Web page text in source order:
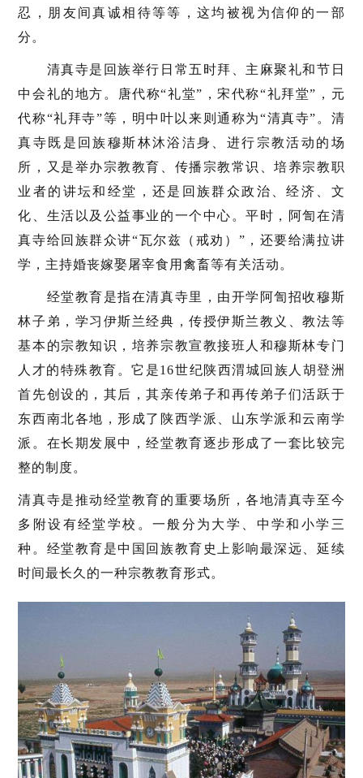
忍，朋友间真诚相待等等，这均被视为信仰的一部
分。
清真寺是回族举行日常五时拜、主麻聚礼和节日
中会礼的地方。唐代称“礼堂”，宋代称“礼拜堂”，元
代称“礼拜寺”等，明中叶以来则通称为“清真寺”。清
真寺既是回族穆斯林沐浴洁身、进行宗教活动的场
所，又是举办宗教教育、传播宗教常识、培养宗教职
业者的讲坛和经堂，还是回族群众政治、经济、文
化、生活以及公益事业的一个中心。平时，阿訇在清
真寺给回族群众讲“瓦尔兹（戒劝）”，还要给满拉讲
学，主持婚丧嫁娶屠宰食用禽畜等有关活动。
经堂教育是指在清真寺里，由开学阿訇招收穆斯
林子弟，学习伊斯兰经典，传授伊斯兰教义、教法等
基本的宗教知识，培养宗教宣教接班人和穆斯林专门
人才的特殊教育。它是16世纪陕西渭城回族人胡登洲
首先创设的，其后，其亲传弟子和再传弟子们活跃于
东西南北各地，形成了陕西学派、山东学派和云南学
派。在长期发展中，经堂教育逐步形成了一套比较完
整的制度。
清真寺是推动经堂教育的重要场所，各地清真寺至今
多附设有经堂学校。一般分为大学、中学和小学三
种。经堂教育是中国回族教育史上影响最深远、延续
时间最长久的一种宗教教育形式。